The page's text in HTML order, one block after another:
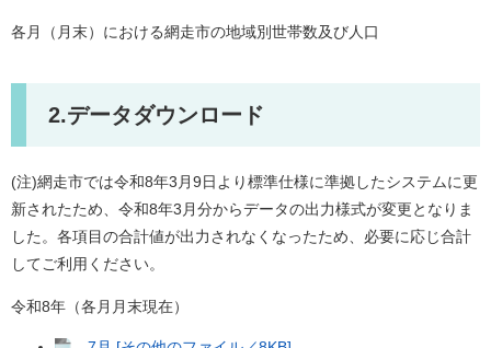
各月（月末）における網走市の地域別世帯数及び人口
2.データダウンロード
(注)網走市では令和8年3月9日より標準仕様に準拠したシステムに更
新されたため、令和8年3月分からデータの出力様式が変更となりま
した。各項目の合計値が出力されなくなったため、必要に応じ合計
してご利用ください。
令和8年（各月月末現在）